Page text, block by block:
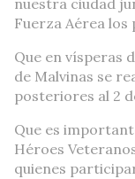
nuestra ciudad
Fuerza Aérea los
Que en vísperas
de Malvinas se
posteriores al 2
Que es
Héroes
quienes